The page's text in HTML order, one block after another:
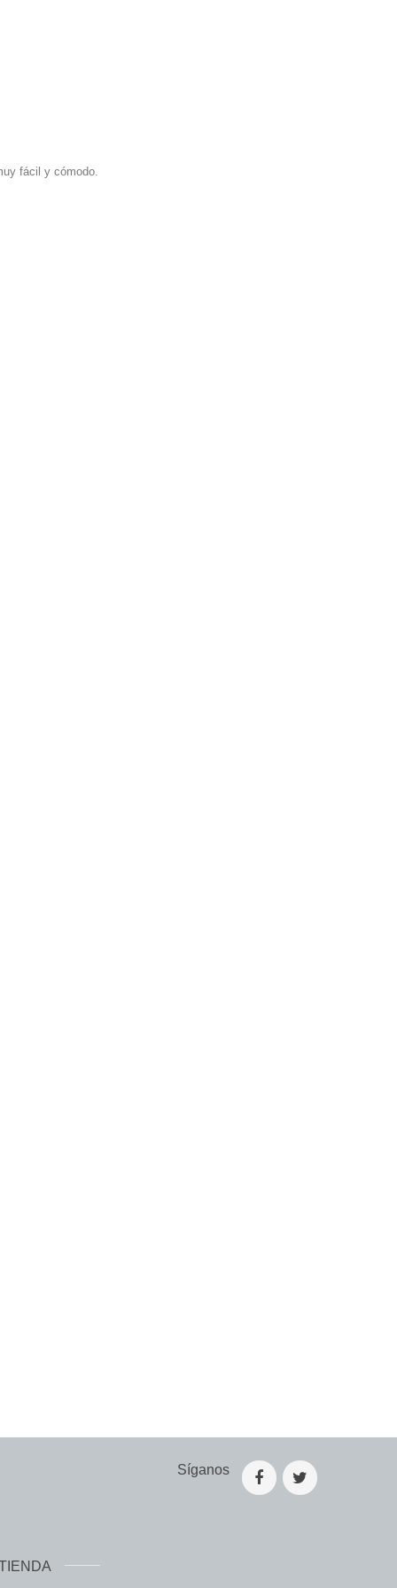
fácil y cómodo.
Síganos